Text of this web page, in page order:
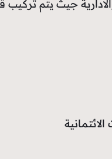
جيث يتم